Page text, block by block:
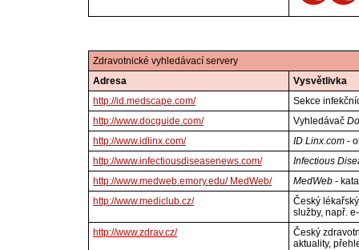
Zdravotnické vyhledávací servery
Adresa
Vysvětlivka
http://id.medscape.com/
Sekce
http://www.docguide.com/
Vyhledávač
http://www.idlinx.com/
ID Linx.com -
http://www.infectiousdiseasenews.com/
Infectious
http://www.medweb.emory.edu/ MedWeb/
MedWeb -
http://www.mediclub.cz/
Český
služby, např.
http://www.zdrav.cz/
Český
aktuality,